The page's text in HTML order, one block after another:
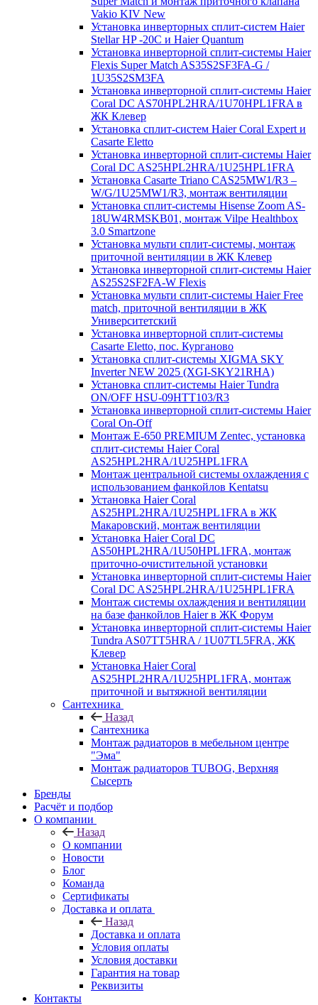
Vakio KIV New
Установка инверторных сплит-систем Haier
Stellar HP -20С и Haier Quantum
Установка инверторной сплит-системы Haier
Flexis Super Match AS35S2SF3FA-G /
1U35S2SM3FA
Установка инверторной сплит-системы Haier
Coral DC AS70HPL2HRA/1U70HPL1FRA в
ЖК Клевер
Установка сплит-систем Haier Coral Expert и
Casarte Eletto
Установка инверторной сплит-системы Haier
Coral DC AS25HPL2HRA/1U25HPL1FRA
Установка Casarte Triano CAS25MW1/R3 –
W/G/1U25MW1/R3, монтаж вентиляции
Установка сплит-системы Hisense Zoom AS-
18UW4RMSKB01, монтаж Vilpe Healthbox
3.0 Smartzone
Установка мульти сплит-системы, монтаж
приточной вентиляции в ЖК Клевер
Установка инверторной сплит-системы Haier
AS25S2SF2FA-W Flexis
Установка мульти сплит-системы Haier Free
match, приточной вентиляции в ЖК
Университетский
Установка инверторной сплит-системы
Casarte Eletto, пос. Курганово
Установка сплит-системы XIGMA SKY
Inverter NEW 2025 (XGI-SKY21RHA)
Установка сплит-системы Haier Tundra
ON/OFF HSU-09HTT103/R3
Установка инверторной сплит-системы Haier
Coral On-Off
Монтаж E-650 PREMIUM Zentec, установка
сплит-системы Haier Coral
AS25HPL2HRA/1U25HPL1FRA
Монтаж центральной системы охлаждения с
использованием фанкойлов Kentatsu
Установка Haier Coral
AS25HPL2HRA/1U25HPL1FRA в ЖК
Макаровский, монтаж вентиляции
Установка Haier Coral DC
AS50HPL2HRA/1U50HPL1FRA, монтаж
приточно-очистительной установки
Установка инверторной сплит-системы Haier
Coral DC AS25HPL2HRA/1U25HPL1FRA
Монтаж системы охлаждения и вентиляции
на базе фанкойлов Haier в ЖК Форум
Установка инверторной сплит-системы Haier
Tundra AS07TT5HRA / 1U07TL5FRA, ЖК
Клевер
Установка Haier Coral
AS25HPL2HRA/1U25HPL1FRA, монтаж
приточной и вытяжной вентиляции
Сантехника
Назад
Сантехника
Монтаж радиаторов в мебельном центре
"Эма"
Монтаж радиаторов TUBOG, Верхняя
Сысерть
Бренды
Расчёт и подбор
О компании
Назад
О компании
Новости
Блог
Команда
Сертификаты
Доставка и оплата
Назад
Доставка и оплата
Условия оплаты
Условия доставки
Гарантия на товар
Реквизиты
Контакты